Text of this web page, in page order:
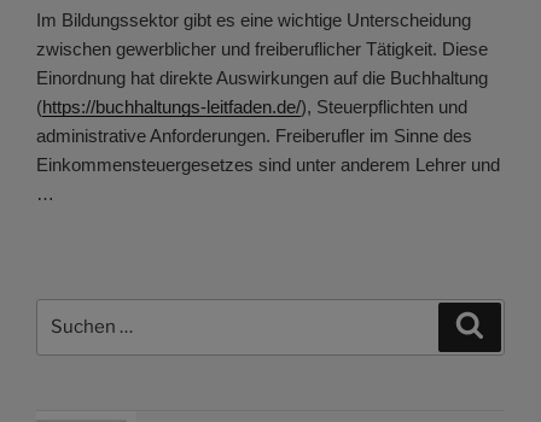
Im Bildungssektor gibt es eine wichtige Unterscheidung
zwischen gewerblicher und freiberuflicher Tätigkeit. Diese
Einordnung hat direkte Auswirkungen auf die Buchhaltung
(https://buchhaltungs-leitfaden.de/), Steuerpflichten und
administrative Anforderungen. Freiberufler im Sinne des
Einkommensteuergesetzes sind unter anderem Lehrer und
…